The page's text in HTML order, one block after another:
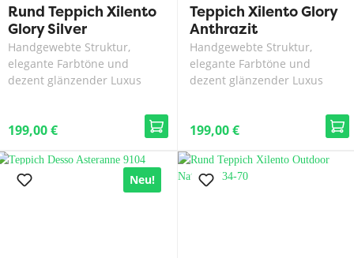
Rund Teppich Xilento
Glory Silver
Handgewebte Struktur,
elegante Farbtöne und
dezent glänzender Luxus
199,00 €
Teppich Xilento Glory
Anthrazit
Handgewebte Struktur,
elegante Farbtöne und
dezent glänzender Luxus
199,00 €
Neu!